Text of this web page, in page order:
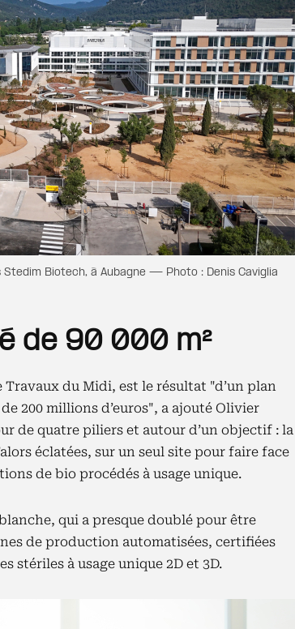
Biotech, à Aubagne — Photo : Denis Caviglia
de 90 000 m²
du Midi, est le résultat "d’un plan
200 millions d’euros", a ajouté Olivier
de quatre piliers et autour d’un objectif : la
éclatées, sur un seul site pour faire face
de bio procédés à usage unique.
qui a presque doublé pour être
de production automatisées, certifiées
stériles à usage unique 2D et 3D.